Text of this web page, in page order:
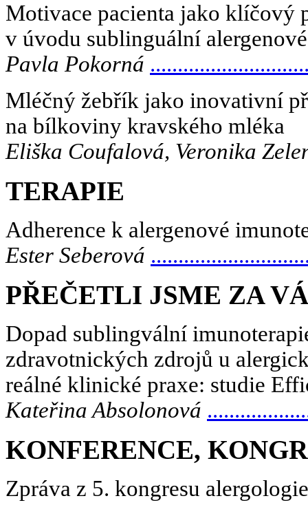
Motivace pacienta jako klíčový
v úvodu sublinguální
Pavla Pokorná
Mléčný žebřík jako inovativní
na bílkoviny kravského mléka
Eliška Coufalová, Veronika
TERAPIE
Adherence k alergenové
Ester Seberová
PŘEČETLI JSME ZA
Dopad sublingvální
zdravotnických zdrojů u
reálné klinické praxe: studie
Kateřina Absolonová
KONFERENCE,
Zpráva z 5. kongresu